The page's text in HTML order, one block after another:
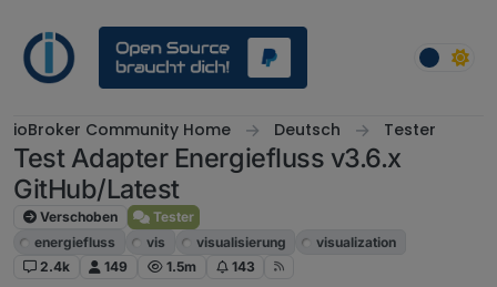
ioBroker Community Home Deutsch Tester
Test Adapter Energiefluss v3.6.x
GitHub/Latest
Verschoben
Tester
energiefluss
vis visualisierung
visualization
2.4k
149 1.5m 143